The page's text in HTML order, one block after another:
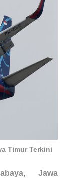
Timur Terkini
Jawa